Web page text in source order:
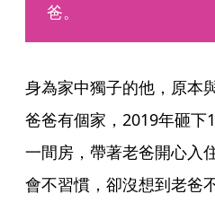
爸。
身為家中獨子的他，原本
爸爸有個家，2019年砸下
一間房，帶著老爸開心入
會不習慣，卻沒想到老爸